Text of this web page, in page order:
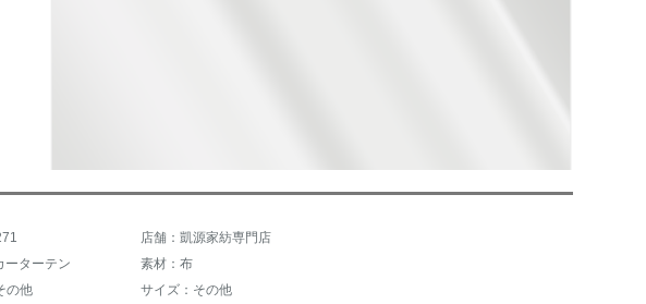
店舗：凱源家紡専門店
ーターテン
素材：布
の他
サイズ：その他